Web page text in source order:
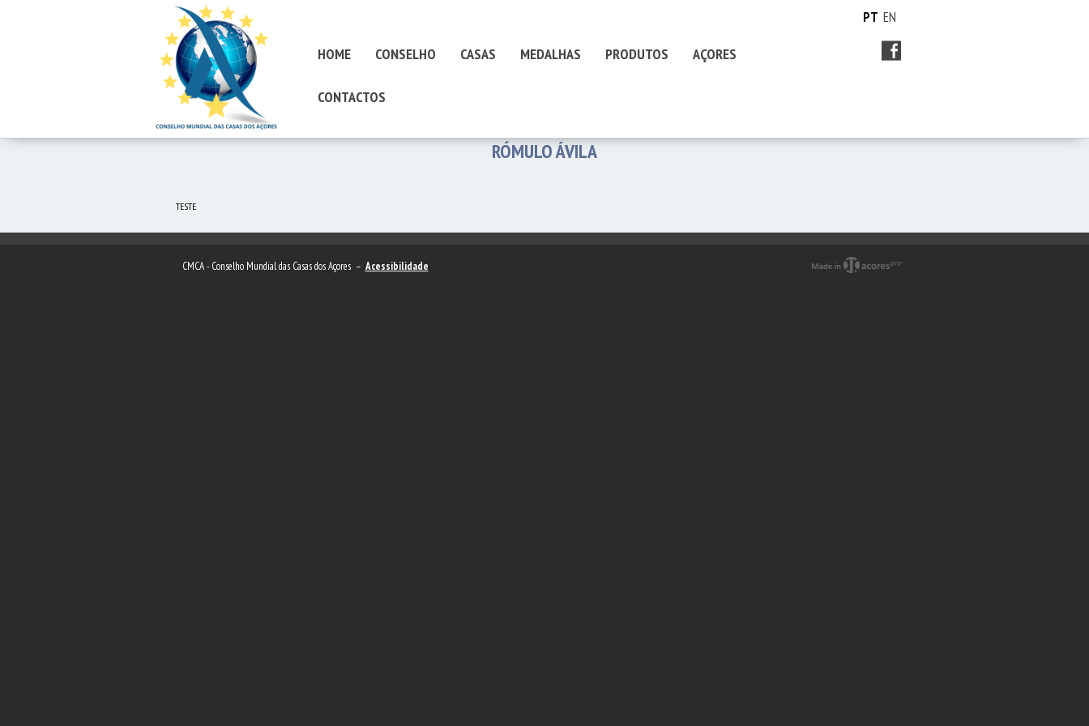
HOME CONSELHO CASAS MEDALHAS PRODUTOS AÇORES
CONTACTOS
PT EN
RÓMULO ÁVILA
TESTE
CMCA - Conselho Mundial das Casas dos Açores – Acessibilidade